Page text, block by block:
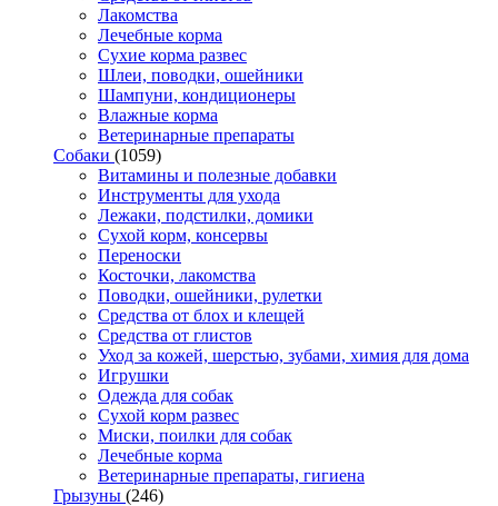
Лакомства
Лечебные корма
Сухие корма развес
Шлеи, поводки, ошейники
Шампуни, кондиционеры
Влажные корма
Ветеринарные препараты
Собаки (1059)
Витамины и полезные добавки
Инструменты для ухода
Лежаки, подстилки, домики
Сухой корм, консервы
Переноски
Косточки, лакомства
Поводки, ошейники, рулетки
Средства от блох и клещей
Средства от глистов
Уход за кожей, шерстью, зубами, химия для дома
Игрушки
Одежда для собак
Сухой корм развес
Миски, поилки для собак
Лечебные корма
Ветеринарные препараты, гигиена
Грызуны (246)